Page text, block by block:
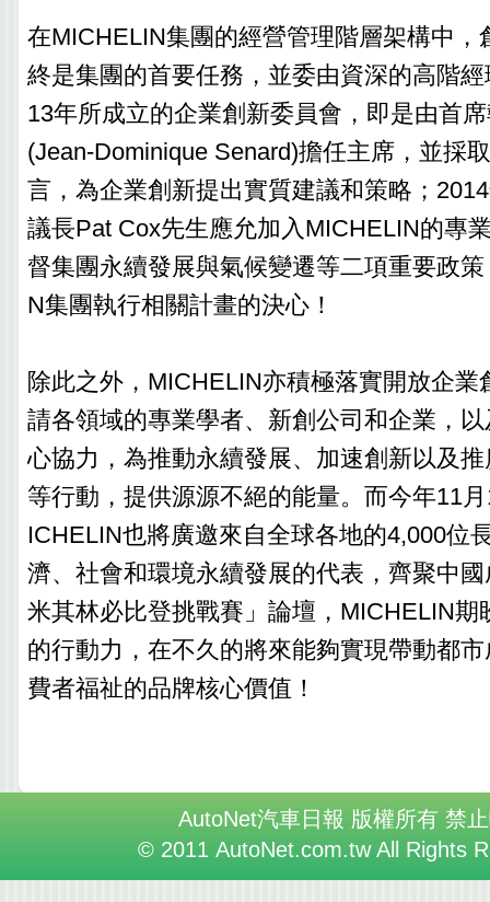
在MICHELIN集團的經營管理階層架構中，
終是集團的首要任務，並委由資深的高階
13年所成立的企業創新委員會，即是由首
(Jean-Dominique Senard)擔任主席，並採
言，為企業創新提出實質建議和策略；
議長Pat Cox先生應允加入MICHELIN的專
督集團永續發展與氣候變遷等二項重要政
N集團執行相關計畫的決心！
除此之外，MICHELIN亦積極落實開放企業
請各領域的專業學者、新創公司和企業，
心協力，為推動永續發展、加速創新以及
等行動，提供源源不絕的能量。而今年11
ICHELIN也將廣邀來自全球各地的4,000位
濟、社會和環境永續發展的代表，齊聚中
米其林必比登挑戰賽」論壇，MICHELIN期
的行動力，在不久的將來能夠實現帶動都
費者福祉的品牌核心價值！
AutoNet汽車日報 版權所有 禁
© 2011 AutoNet.com.tw All Rights